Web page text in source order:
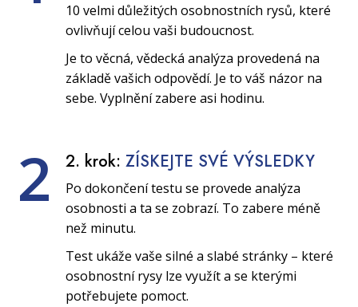
10 velmi důležitých osobnostních rysů, které
ovlivňují celou vaši budoucnost.
Je to věcná, vědecká analýza provedená na
základě vašich odpovědí. Je to váš názor na
sebe. Vyplnění zabere asi hodinu.
2 2. krok: ZÍSKEJTE SVÉ VÝSLEDKY
Po dokončení testu se provede analýza
osobnosti a ta se zobrazí. To zabere méně
než minutu.
Test ukáže vaše silné a slabé stránky – které
osobnostní rysy lze využít a se kterými
potřebujete pomoct.